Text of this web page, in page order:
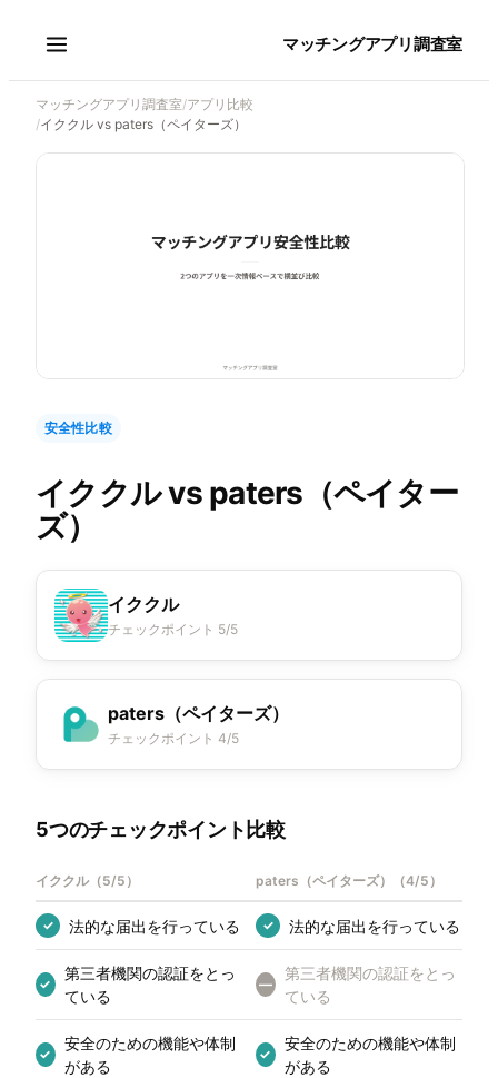
マッチングアプリ調査室
マッチングアプリ調査室/アプリ比較
/イククル vs paters（ペイターズ）
安全性比較
イククルvs paters（ペイター
ズ）
イククル
チェックポイント 5/5
paters（ペイターズ）
チェックポイント 4/5
5つのチェックポイント比較
イククル （5/5 ） paters（ペイターズ） （4/5 ）
✓ 法的な届出を行っている ✓ 法的な届出を行っている
✓
第三者機関の認証をとっ
ている
—
第三者機関の認証をとっ
ている
✓
安全のための機能や体制
がある
✓
安全のための機能や体制
がある